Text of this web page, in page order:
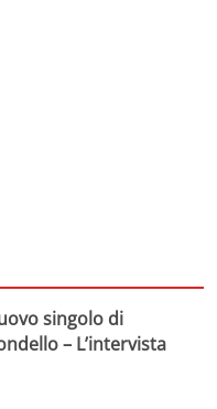
singolo di
– L’intervista